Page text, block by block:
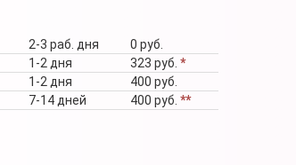
2-3 раб. дня
0 руб.
1-2 дня 323 руб. *
1-2 дня
400 руб.
7-14 дней 400 руб. **